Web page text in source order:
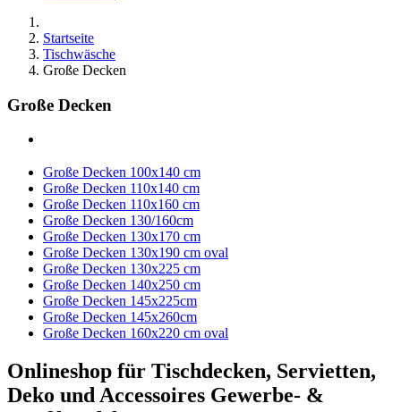
Startseite
Tischwäsche
Große Decken
Große Decken
Große Decken 100x140 cm
Große Decken 110x140 cm
Große Decken 110x160 cm
Große Decken 130/160cm
Große Decken 130x170 cm
Große Decken 130x190 cm oval
Große Decken 130x225 cm
Große Decken 140x250 cm
Große Decken 145x225cm
Große Decken 145x260cm
Große Decken 160x220 cm oval
Onlineshop für Tischdecken, Servietten,
Deko und Accessoires Gewerbe- &